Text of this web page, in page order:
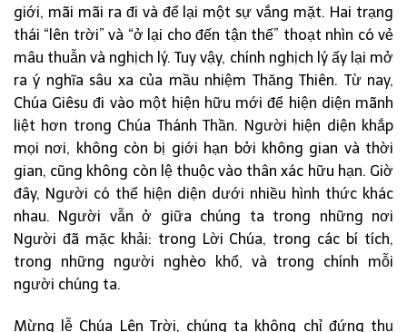
giới, mãi mãi ra đi và để lại một sự vắng mặt. Hai trạng
thái “lên trời” và “ở lại cho đến tận thế” thoạt nhìn có vẻ
mâu thuẫn và nghịch lý. Tuy vậy, chính nghịch lý ấy lại mở
ra ý nghĩa sâu xa của mầu nhiệm Thăng Thiên. Từ nay,
Chúa Giêsu đi vào một hiện hữu mới để hiện diện mãnh
liệt hơn trong Chúa Thánh Thần. Người hiện diện khắp
mọi nơi, không còn bị giới hạn bởi không gian và thời
gian, cũng không còn lệ thuộc vào thân xác hữu hạn. Giờ
đây, Người có thể hiện diện dưới nhiều hình thức khác
nhau. Người vẫn ở giữa chúng ta trong những nơi
Người đã mặc khải: trong Lời Chúa, trong các bí tích,
trong những người nghèo khổ, và trong chính mỗi
người chúng ta.
Mừng lễ Chúa Lên Trời, chúng ta không chỉ đứng thụ